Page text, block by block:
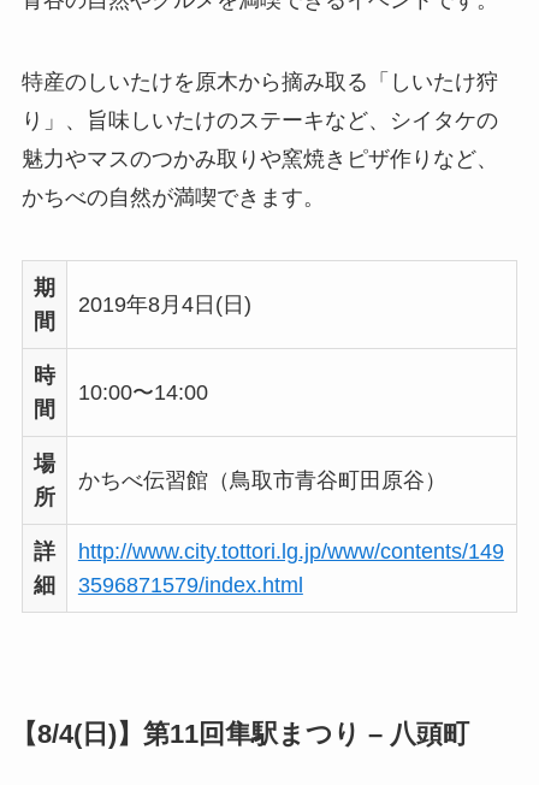
特産のしいたけを原木から摘み取る「しいたけ狩
り」、旨味しいたけのステーキなど、シイタケの
魅力やマスのつかみ取りや窯焼きピザ作りなど、
かちべの自然が満喫できます。
期
間
2019年8月4日(日)
時
間
10:00〜14:00
場
所
かちべ伝習館（鳥取市青谷町田原谷）
詳
細
http://www.city.tottori.lg.jp/www/contents/149
3596871579/index.html
【8/4(日)】 第11回隼駅まつり – 八頭町